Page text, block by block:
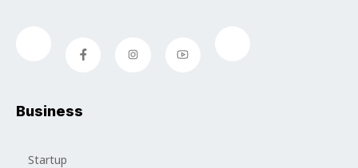
Business
Startup